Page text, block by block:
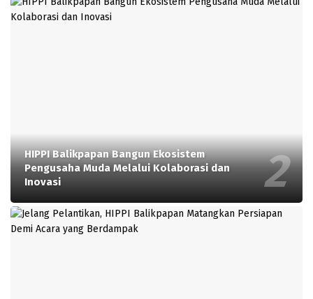
HIPPI Balikpapan Bangun Ekosistem
Pengusaha Muda Melalui Kolaborasi dan
Inovasi